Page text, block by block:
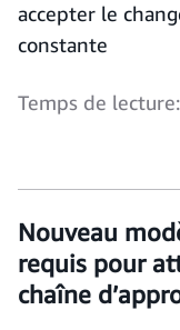
accepter le
constante
Temps de
Nouveau
requis pour
chaîne